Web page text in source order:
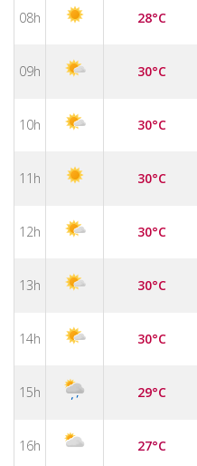
08h 28°C
09h 30°C
10h 30°C
11h 30°C
12h 30°C
13h 30°C
14h 30°C
15h 29°C
16h 27°C